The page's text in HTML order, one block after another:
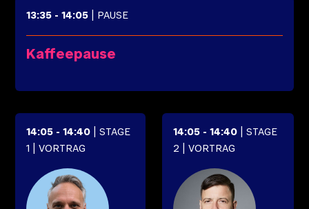
13:35 -14:05 | PAUSE
Kaffeepause
14:05 -14:40 | STAGE
1
| VORTRAG
14:05- 14:40| STAGE
2 | VORTRAG